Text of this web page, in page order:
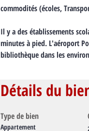
commodités (écoles,
Il y a des établissements
minutes à pied. L'aéroport
bibliothèque dans les
Détails du
Type de bien
Appartement